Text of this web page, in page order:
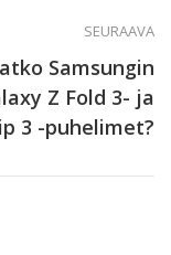
SEURAAVA
Samsungin
Z Fold 3- ja
3 -puhelimet?